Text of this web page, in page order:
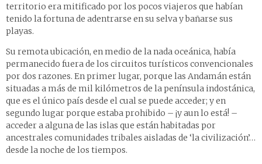
territorio era mitificado por los pocos viajeros que habían
tenido la fortuna de adentrarse en su selva y bañarse sus
playas.
Su remota ubicación, en medio de la nada oceánica, había
permanecido fuera de los circuitos turísticos convencionales
por dos razones. En primer lugar, porque las Andamán están
situadas a más de mil kilómetros de la península indostánica,
que es el único país desde el cual se puede acceder; y en
segundo lugar porque estaba prohibido – ¡y aun lo está! –
acceder a alguna de las islas que están habitadas por
ancestrales comunidades tribales aisladas de ‘la civilización’…
desde la noche de los tiempos.